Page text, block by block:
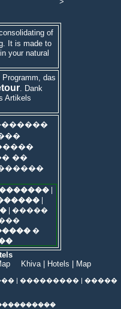
of
It is made to
your natural
das
. Dank
Artikels
��
|
|
| �����
�
Khiva| Hotels Map
| ���������| �����